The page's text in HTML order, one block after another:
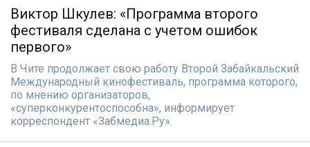
Виктор Шкулев: «Программа второго
фестиваля сделана с учетом ошибок
первого»
В Чите продолжает свою работу Второй Забайкальский
Международный кинофестиваль, программа которого,
по мнению организаторов,
«суперконкурентоспособна», информирует
корреспондент «Забмедиа.Ру».